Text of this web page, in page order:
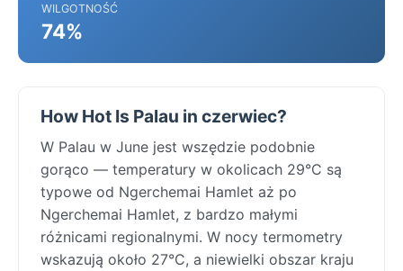
WILGOTNOŚĆ
74%
How Hot Is Palau in czerwiec?
W Palau w June jest wszędzie podobnie
gorąco — temperatury w okolicach 29°C są
typowe od Ngerchemai Hamlet aż po
Ngerchemai Hamlet, z bardzo małymi
różnicami regionalnymi. W nocy termometry
wskazują około 27°C, a niewielki obszar kraju